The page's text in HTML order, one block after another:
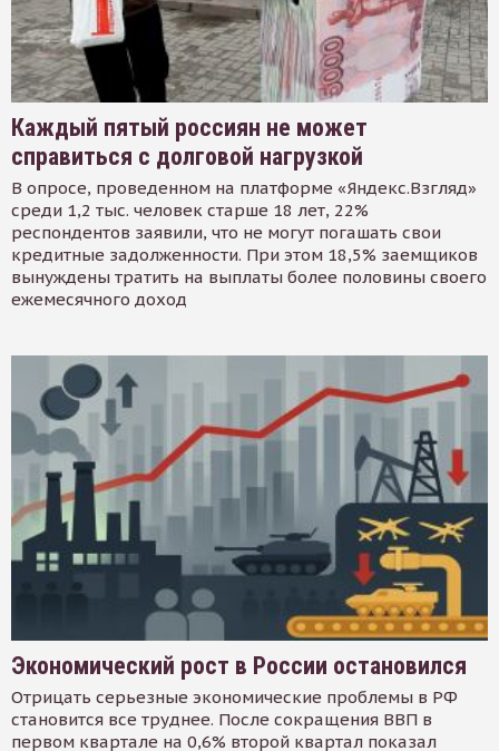
Каждый пятый россиян не может
справиться с долговой нагрузкой
В опросе, проведенном на платформе «Яндекс.Взгляд»
среди 1,2 тыс. человек старше 18 лет, 22%
респондентов заявили, что не могут погашать свои
кредитные задолженности. При этом 18,5% заемщиков
вынуждены тратить на выплаты более половины своего
ежемесячного доход
Экономический рост в России остановился
Отрицать серьезные экономические проблемы в РФ
становится все труднее. После сокращения ВВП в
первом квартале на 0,6% второй квартал показал